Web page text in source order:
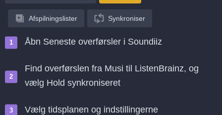
Afspilningslister Synkroniser
Åbn Seneste overførsler i Soundiiz
Find overførslen fra Musi til ListenBrainz, og
vælg Hold synkroniseret
Vælg tidsplanen og indstillingerne